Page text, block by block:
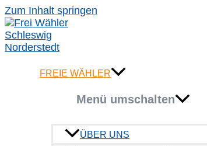
Zum Inhalt springen
FREIE WÄHLER
Menü umschalten
ÜBER UNS